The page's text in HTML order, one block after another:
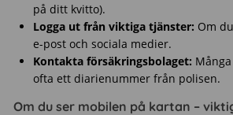
på ditt kvitto).
Logga ut från viktiga tjänster: Om
e-post och sociala medier.
Kontakta försäkringsbolaget:
ofta ett diarienummer från polisen.
Om du ser mobilen på kartan –